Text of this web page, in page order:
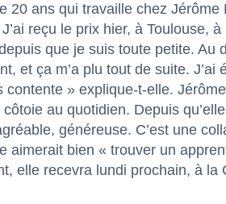
20 ans qui travaille chez Jérôme
reçu le prix hier, à Toulouse,
que je suis toute petite. Au
et ça m’a plu tout de suite. J’ai
contente » explique-t-elle.
au quotidien. Depuis
généreuse. C’est une
aimerait bien « trouver un
elle recevra lundi prochain, à la